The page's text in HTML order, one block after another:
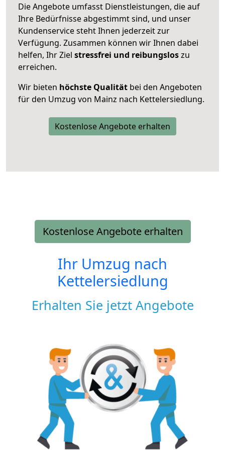
Die Angebote umfasst Dienstleistungen, die auf
Ihre Bedürfnisse abgestimmt sind, und unser
Kundenservice steht Ihnen jederzeit zur
Verfügung. Zusammen können wir Ihnen dabei
helfen, Ihr Ziel stressfrei und reibungsloszu
erreichen.
Wir bieten höchste Qualität bei den Angeboten
für den Umzug von Mainz nach Kettelersiedlung.
Kostenlose Angebote erhalten
Kostenlose Angebote erhalten
Ihr Umzug nach
Kettelersiedlung
Erhalten Sie jetzt Angebote